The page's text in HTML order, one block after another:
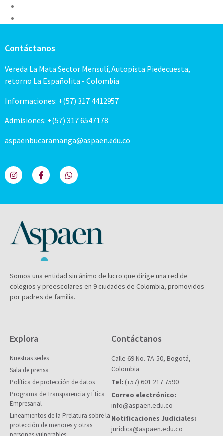
Contáctanos
Vereda La Mata Sector Mensulí, Autopista Piedecuesta,
retorno La Españolita - Colombia
Informaciones: +(57) 317 4412957
Admisiones: +(57) 317 6547178
aspaenbucaramanga@aspaen.edu.co
Somos una entidad sin ánimo de lucro que dirige una red de
colegios y preescolares en 9 ciudades de Colombia, promovidos
por padres de familia.
Explora
Nuestras sedes
Sala de prensa
Política de protección de datos
Programa de Transparencia y Ética
Empresarial
Lineamientos de la Prelatura sobre la
protección de menores y otras
personas vulnerables
Contáctanos
Calle 69 No. 7A-50, Bogotá,
Colombia
Tel: (+57) 601 217 7590
Correo electrónico:
info@aspaen.edu.co
Notificaciones Judiciales:
juridica@aspaen.edu.co